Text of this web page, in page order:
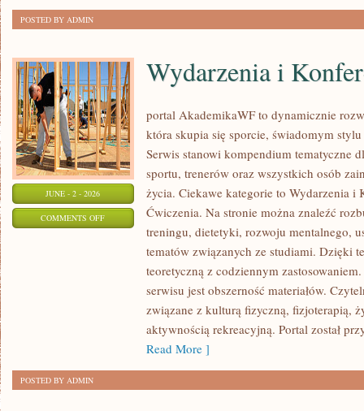
POSTED BY ADMIN
JUNE - 2 - 2026
COMMENTS OFFON
WYDARZENIA
KONFERENCJE
Wydarzenia i
portal AkademikaWF to dynamicznie
która skupia się sporcie, świadomym
Serwis stanowi kompendium tematyczne
sportu, trenerów oraz wszystkich osób
życia. Ciekawe kategorie to Wydarzenia i
Ćwiczenia. Na stronie można znaleźć
treningu, dietetyki, rozwoju mentalnego,
tematów związanych ze studiami. Dzięki
teoretyczną z codziennym
serwisu jest obszerność materiałów.
związane z kulturą fizyczną, fizjoterapią,
aktywnością rekreacyjną. Portal został
Read More ]
POSTED BY ADMIN